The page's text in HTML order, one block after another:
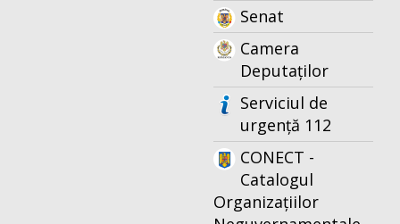
Senat
Camera
Deputaților
Serviciul de
urgență 112
CONECT -
Catalogul
Organizațiilor